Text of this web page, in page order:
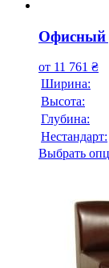
Офисный
от 11 761 ₴
Ширина:
Высота:
Глубина:
Нестандарт:
Выбрать